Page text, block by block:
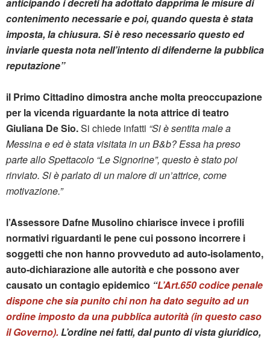
anticipando i decreti ha adottato dapprima le misure di
contenimento necessarie e poi, quando questa è stata
imposta, la chiusura. Si è reso necessario questo ed
inviarle questa nota nell’intento di difenderne la pubblica
reputazione”
il Primo Cittadino dimostra anche molta preoccupazione
per la vicenda riguardante la nota attrice di teatro
Giuliana De Sio.Si chiede infatti “Si è sentita male a
Messina e ed è stata visitata in un B&b? Essa ha preso
parte allo Spettacolo “Le Signorine”, questo è stato poi
rinviato. Si è parlato di un malore di un’attrice, come
motivazione.”
l’Assessore Dafne Musolino chiarisce invece i profili
normativi riguardanti le pene cui possono incorrere i
soggetti che non hanno provveduto ad auto-isolamento,
auto-dichiarazione alle autorità e che possono aver
causato un contagio epidemico “L’Art.650 codice penale
dispone che sia punito chi non ha dato seguito ad un
ordine imposto da una pubblica autorità (in questo caso
il Governo). L’ordine nei fatti, dal punto di vista giuridico,